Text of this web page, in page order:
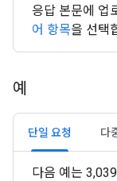
응답 본문에 업
어 항목을 선택
예
단일 요청 다
다음 예는